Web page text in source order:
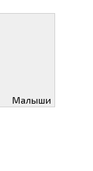
Малыши